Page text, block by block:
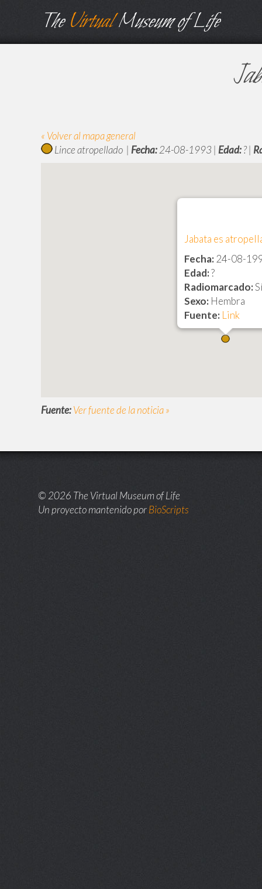
TheVirtualMuseum of Life
« Volver al mapa general
Lince atropellado | Fecha:24-08-1993 | Edad:? |
Jabata es
Fecha: 24-08-
Edad:?
Radiomarcado:
Sexo: Hembra
Fuente: Link
Fuente:Ver fuente de la noticia »
© 2026 The Virtual Museum of Life
Un proyecto mantenido porBioScripts